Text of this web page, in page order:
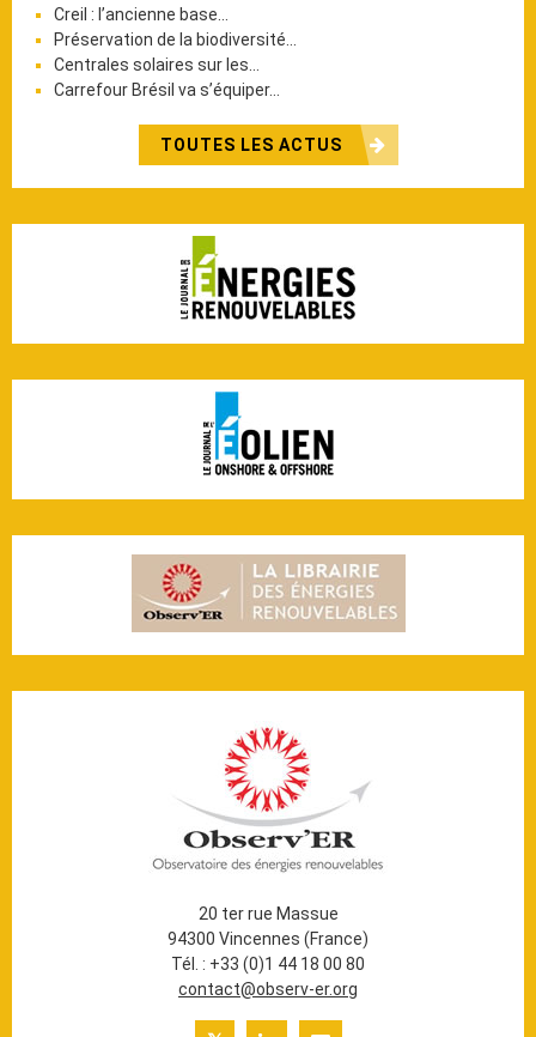
Creil : l’ancienne base…
Préservation de la biodiversité…
Centrales solaires sur les…
Carrefour Brésil va s’équiper…
TOUTES LES ACTUS
20 ter rue Massue
94300 Vincennes (France)
Tél. : +33 (0)1 44 18 00 80
contact@observ-er.org